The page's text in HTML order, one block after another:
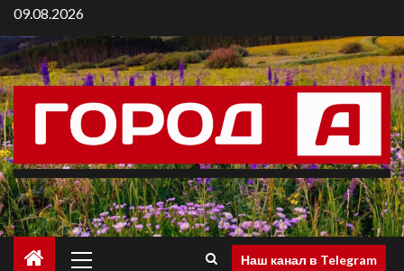
09.08.2026
Наш канал в Telegram